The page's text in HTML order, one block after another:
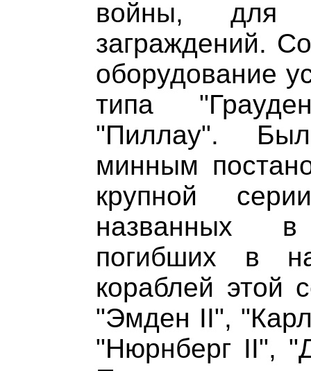
войны, для
заграждений.
оборудование
типа
"Пиллау".
минным
крупной
названных
погибших в
кораблей этой
"Эмден II",
"Нюрнберг II",